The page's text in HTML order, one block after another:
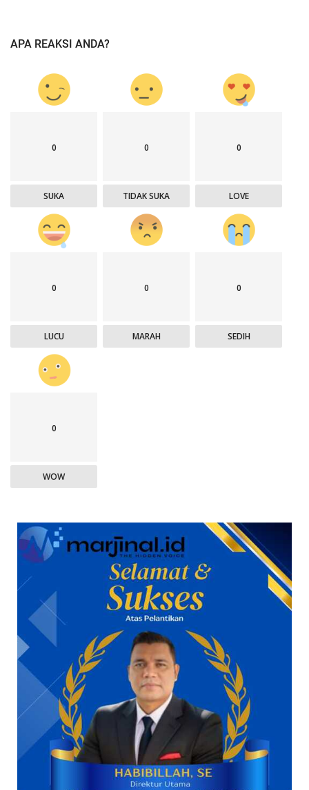
APA REAKSI ANDA?
0
SUKA
0
TIDAK SUKA
0
LOVE
0
LUCU
0
MARAH
0
SEDIH
0
WOW